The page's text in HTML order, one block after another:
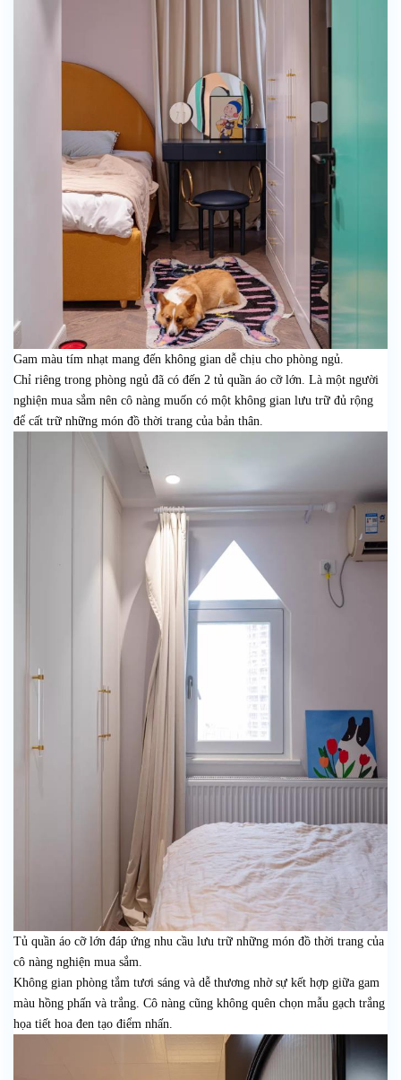
Gam màu tím nhạt mang đến không gian dễ chịu cho phòng ngủ.
Chỉ riêng trong phòng ngủ đã có đến 2 tủ quần áo cỡ lớn. Là một người
nghiện mua sắm nên cô nàng muốn có một không gian lưu trữ đủ rộng
để cất trữ những món đồ thời trang của bản thân.
Tủ quần áo cỡ lớn đáp ứng nhu cầu lưu trữ những món đồ thời trang của
cô nàng nghiện mua sắm.
Không gian phòng tắm tươi sáng và dễ thương nhờ sự kết hợp giữa gam
màu hồng phấn và trắng. Cô nàng cũng không quên chọn mẫu gạch trắng
họa tiết hoa đen tạo điểm nhấn.